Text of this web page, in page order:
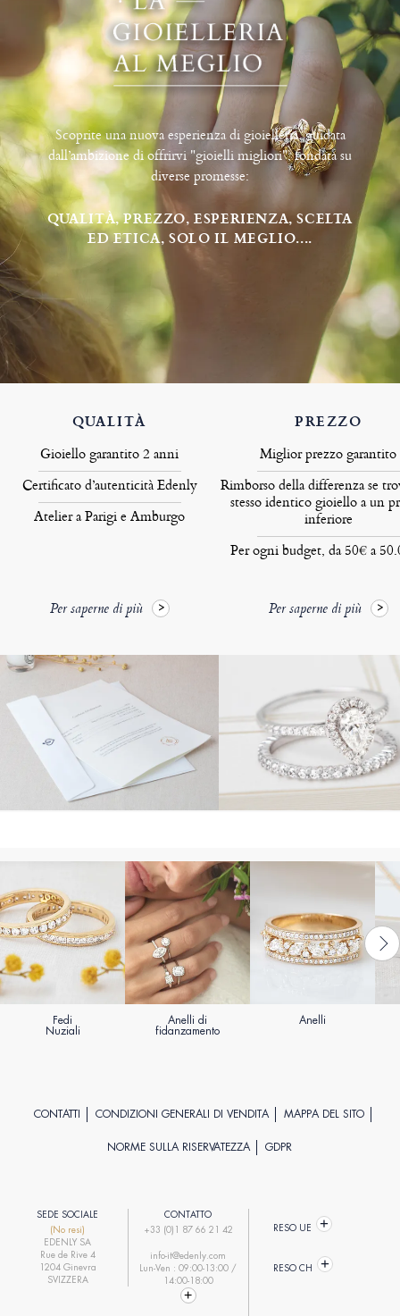
Scoprite una nuova esperienza di gioielleria, guidata
dall’ambizione di offrirvi "gioielli migliori", fondata su
diverse promesse:
QUALITÀ, PREZZO, ESPERIENZA, SCELTA
ED ETICA, SOLO IL MEGLIO....
QUALITÀ
Gioiello garantito 2 anni
Certificato d’autenticità Edenly
Atelier a Parigi e Amburgo
Per saperne di più
PREZZO
Miglior prezzo garantito
Rimborso della differenza se
stesso identico gioiello a un
inferiore
Per ogni budget, da 50€ a
Per saperne di più
Fedi
Nuziali
Anelli di
fidanzamento
Anelli
CONTATTI CONDIZIONI GENERALI DI VENDITA MAPPA DEL SITO
NORME SULLA RISERVATEZZA GDPR
SEDE SOCIALE
(No resi)
EDENLY SA
Rue de Rive 4
1204 Ginevra
SVIZZERA
CONTATTO
+33 (0)1 87 66 21 42
info-it@edenly.com
Lun-Ven : 09:00-13:00 /
14:00-18:00
RESO UE
RESO CH